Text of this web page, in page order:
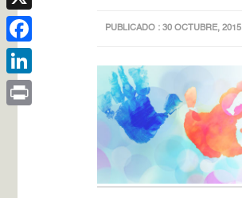
PUBLICADO : 30 OCTUBRE, 2015
X
Facebook
LinkedIn